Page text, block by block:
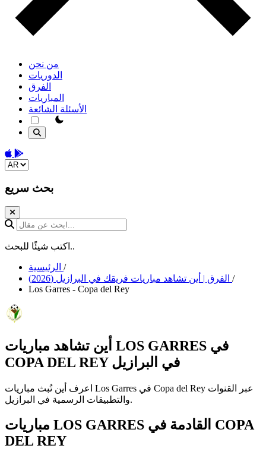
من نحن
الدوريات
الفرق
المباريات
الأسئلة الشائعة
theme switcher
Download on the App Store
Get it on Google Play
Change language
بحث سريع
ابحث عن مقال...
اكتب شيئًا للبحث..
/
/
Los Garres - Copa del Rey
أين تشاهد مباريات LOS GARRES في
COPA DEL REY في البرازيل
اعرف أين تُبث مباريات Los Garres في Copa del Rey عبر القنوات
والتطبيقات الرسمية في البرازيل.
مباريات LOS GARRES القادمة في COPA
DEL REY